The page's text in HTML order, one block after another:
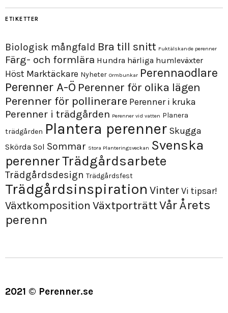
ETIKETTER
Biologisk mångfald Bra till snitt Fuktälskande perenner
Färg- och formlära Hundra härliga humleväxter
Höst Marktäckare Nyheter Ormbunkar Perennaodlare
Perenner A-Ö Perenner för olika lägen
Perenner för pollinerare Perenner i kruka
Perenner i trädgården Perenner vid vatten Planera
trädgården Plantera perenner Skugga
Skörda Sol Sommar Stora Planteringsveckan Svenska
perennerTrädgårdsarbete
Trädgårdsdesign Trädgårdsfest
Trädgårdsinspiration VinterVi tipsar!
Växtkomposition VäxtporträttVårÅrets
perenn
2021 © Perenner.se